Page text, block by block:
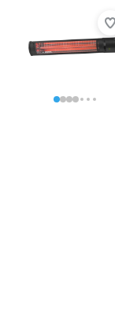
La note est de 9,1